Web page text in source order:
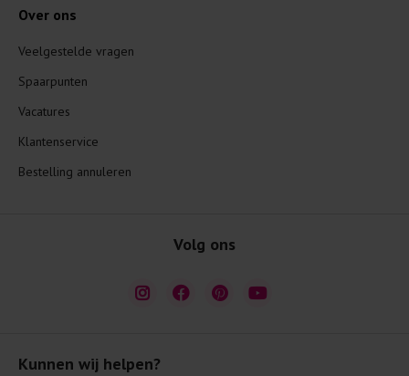
Kunnen wij helpen?
Over ons
Veelgestelde vragen
Spaarpunten
Vacatures
Klantenservice
Bestelling annuleren
Volg ons